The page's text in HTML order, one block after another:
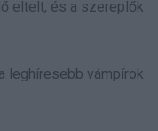
eltelt, és a szereplők
leghíresebb vámpírok